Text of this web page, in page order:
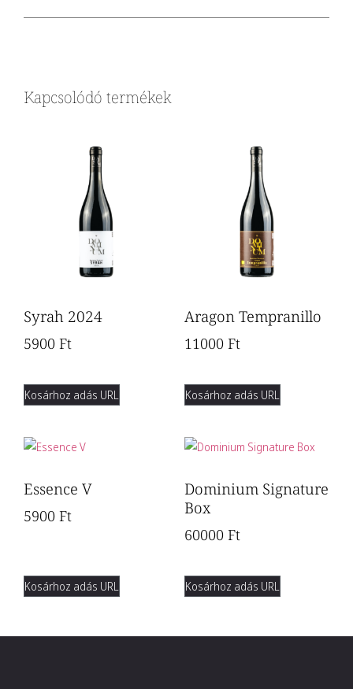
Kapcsolódó termékek
Syrah 2024
5900 Ft
Kosárhoz adás URL
Aragon Tempranillo
11000 Ft
Kosárhoz adás URL
Essence V
5900 Ft
Kosárhoz adás URL
Dominium Signature
Box
60000 Ft
Kosárhoz adás URL